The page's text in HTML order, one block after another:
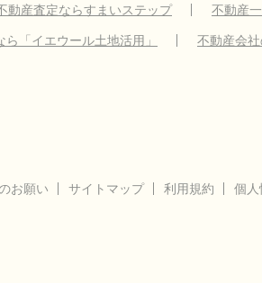
動産査定ならすまいステップ
不動産
「イエウール土地活用」
不動産会
お願い サイトマップ 利用規約 個人